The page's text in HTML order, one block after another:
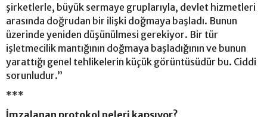
şirketlerle, büyük sermaye gruplarıyla, devlet hizmetleri
arasında doğrudan bir ilişki doğmaya başladı. Bunun
üzerinde yeniden düşünülmesi gerekiyor. Bir tür
işletmecilik mantığının doğmaya başladığının ve bunun
yarattığı genel tehlikelerin küçük görüntüsüdür bu. Ciddi
sorunludur.”
***
İmzalanan protokol neleri kapsıyor?